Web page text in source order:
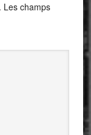
Les champs